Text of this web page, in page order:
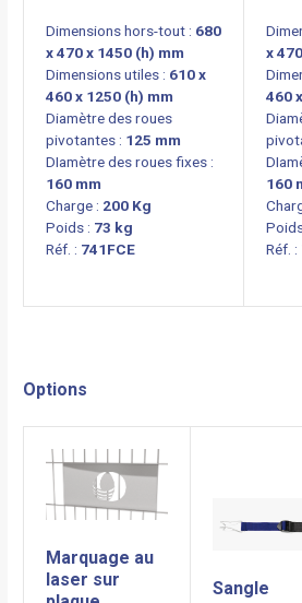
Dimensions hors-tout : 680
x 470 x 1450 (h) mm
Dimensions utiles : 610 x
460 x 1250 (h) mm
Diamètre des roues
pivotantes : 125 mm
DIamètre des roues fixes :
160 mm
Charge : 200 Kg
Poids : 73 kg
Réf. : 741FCE
x
460
160
Réf. :
Options
Marquage au
laser sur
Sangle